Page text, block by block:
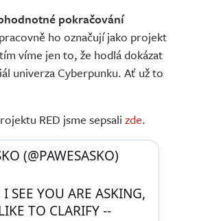
pokračování
ho označují jako projekt
víme jen to, že hodlá dokázat
univerza Cyberpunku. Ať už to
RED jsme sepsali zde.
SEE YOU ARE ASKING,
TO CLARIFY --
(@PAWESASKO)